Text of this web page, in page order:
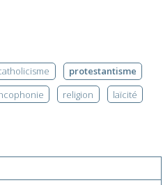
protestantisme
religion laïcité